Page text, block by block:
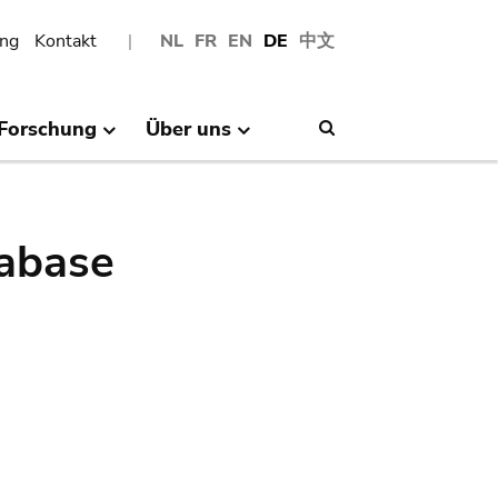
NL FR EN DE 中文
Kontakt
Über uns